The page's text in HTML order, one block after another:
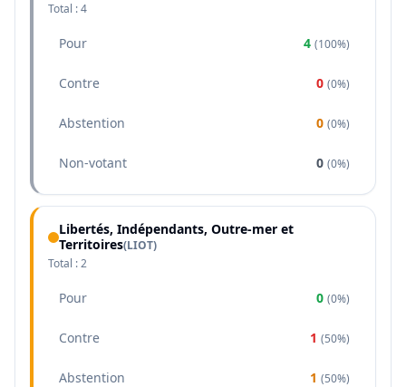
Total :4
Pour 4 (100%)
Contre 0 (0%)
Abstention 0 (0%)
Non-votant 0 (0%)
Libertés, Indépendants, Outre-mer et
Territoires(LIOT)
Total :2
Pour 0 (0%)
Contre 1 (50%)
Abstention 1 (50%)